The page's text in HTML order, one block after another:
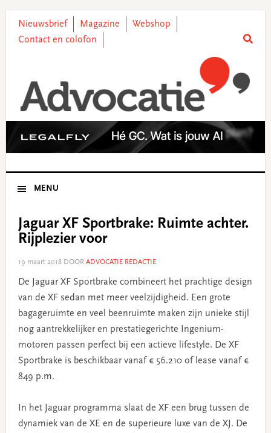
primary
main
primary
footer
Nieuwsbrief Magazine
Webshop
Contact en colofon
MENU
Jaguar XF Sportbrake: Ruimte achter.
Rijplezier voor
19 maart 2018DOOR ADVOCATIE REDACTIE
De Jaguar XF Sportbrake combineert het prachtige design
van de XF sedan met meer veelzijdigheid. Een grote
bagageruimte en veel beenruimte maken zijn unieke stijl
nog aantrekkelijker en prestatiegerichte Ingenium-
motoren passen perfect bij een actieve lifestyle. De XF
Sportbrake is beschikbaar vanaf € 56.210 of lease vanaf €
849 p.m.
In het Jaguar programma slaat de XF een brug tussen de
dynamiek van de XE en de superieure luxe van de XJ. De